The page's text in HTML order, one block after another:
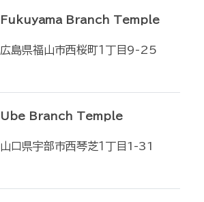
Fukuyama Branch Temple
広島県福山市西桜町１丁目9-25
Ube Branch Temple
山口県宇部市西琴芝１丁目1-31